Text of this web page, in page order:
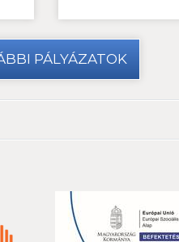
PÁLYÁZATOK